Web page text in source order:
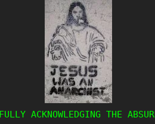
ACKNOWLEDGING THE